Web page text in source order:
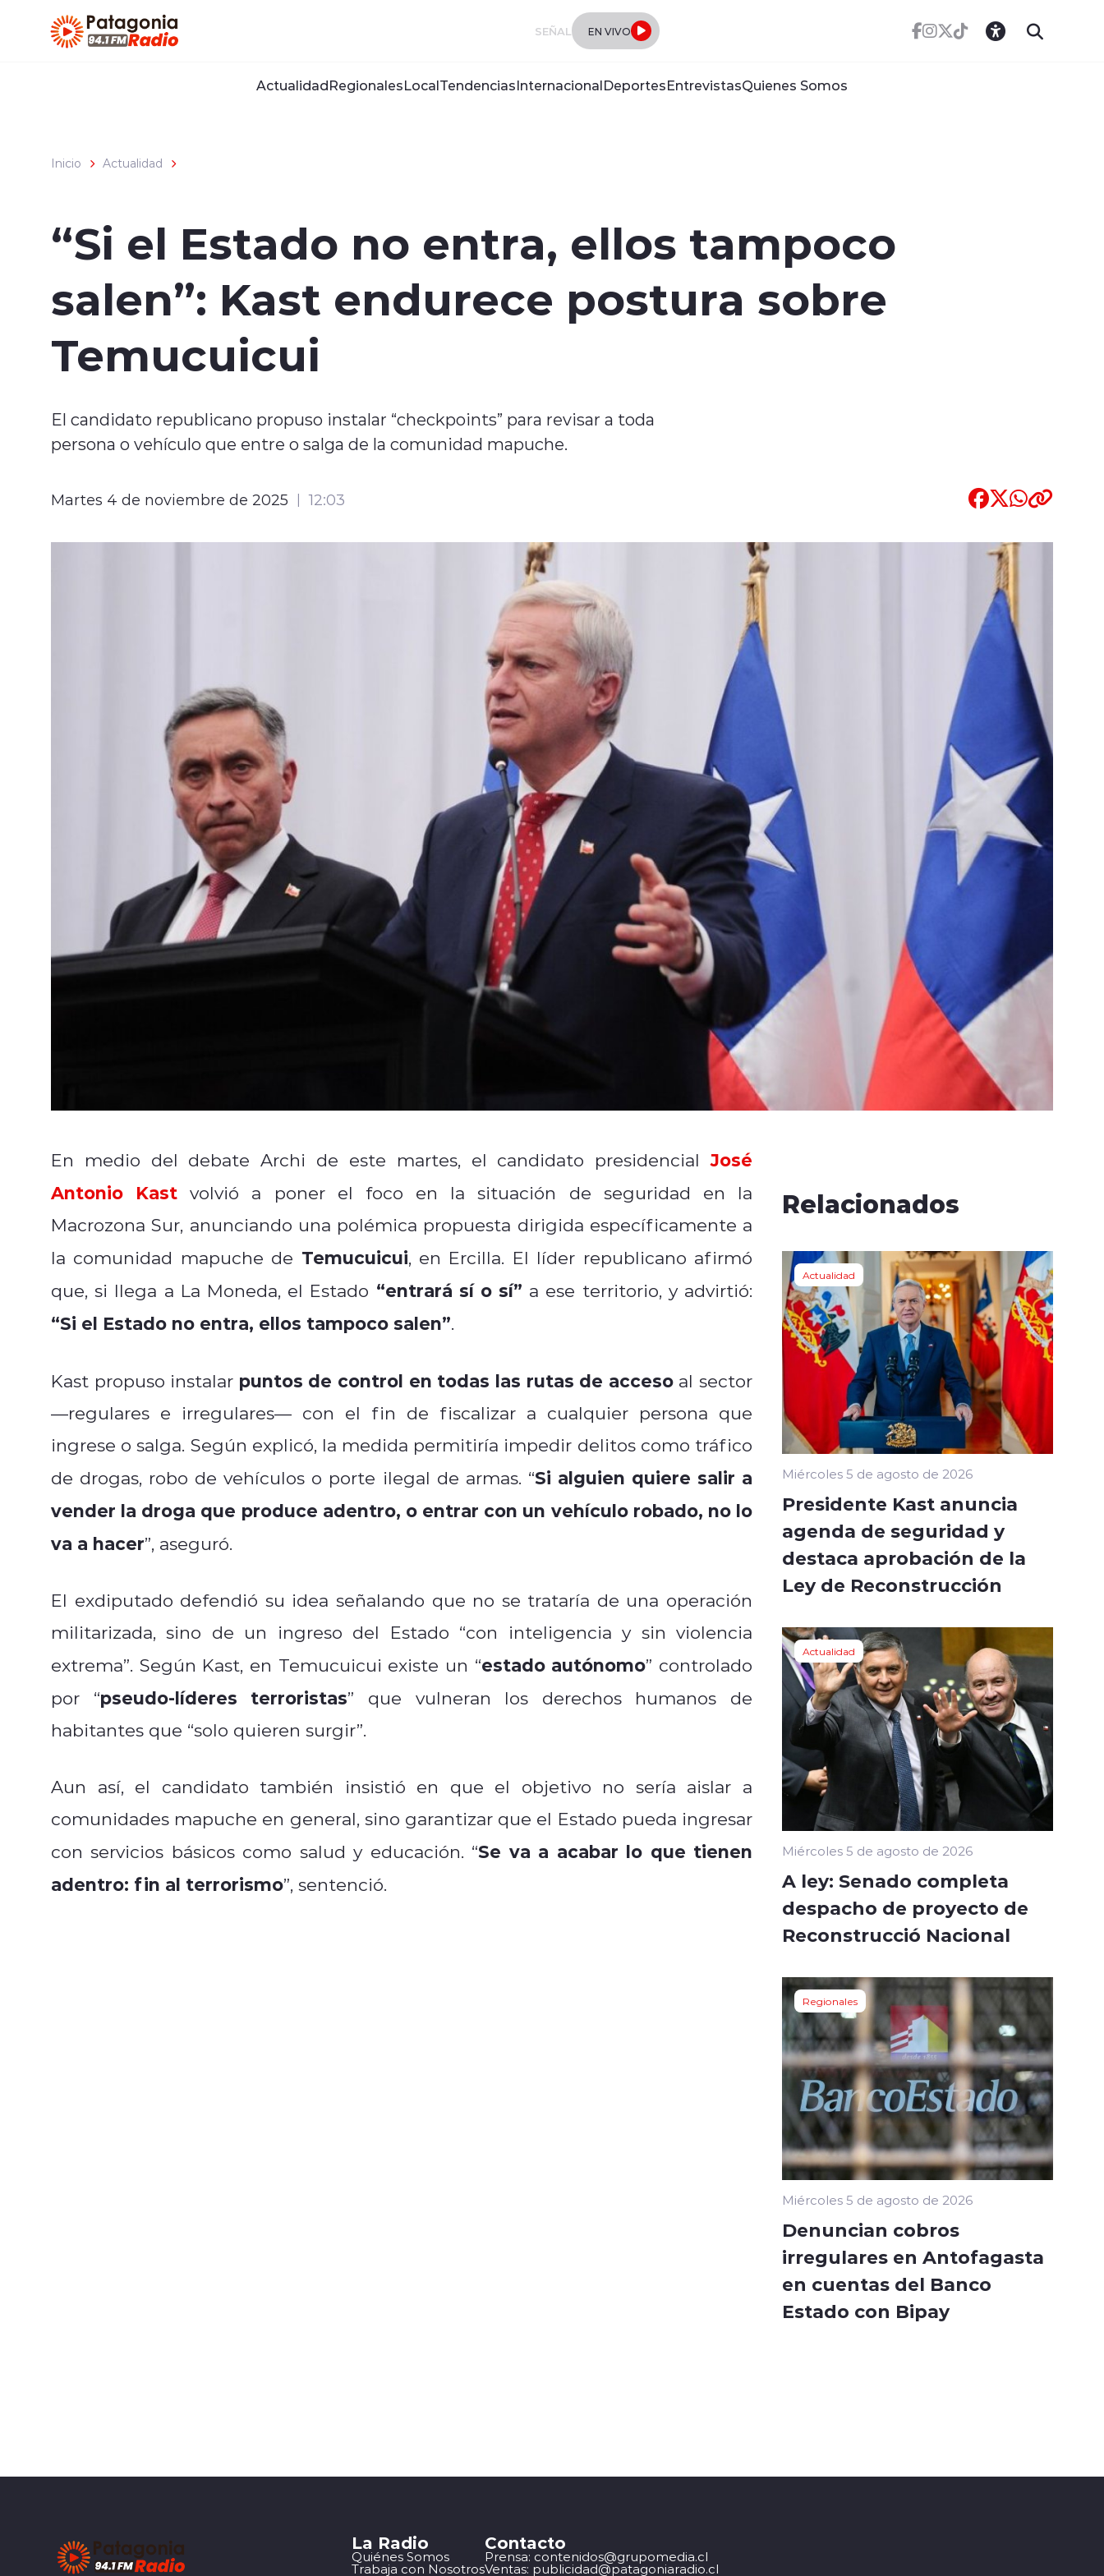
SEÑAL EN VIVO
ActualidadRegionalesLocalTendenciasInternacionalDeportesEntrevistasQuienes Somos
Inicio Actualidad
“Si el Estado no entra, ellos tampoco
salen”: Kast endurece postura sobre
Temucuicui
El candidato republicano propuso instalar “checkpoints” para revisar a toda
persona o vehículo que entre o salga de la comunidad mapuche.
Martes 4 de noviembre de 2025 12:03
En medio del debate Archi de este martes, el candidato presidencialJosé
Antonio Kast volvió a poner el foco en la situación de seguridad en la
Macrozona Sur, anunciando una polémica propuesta dirigida específicamente a
la comunidad mapuche de Temucuicui, en Ercilla. El líder republicano afirmó
que, si llega a La Moneda, el Estado “entrará sí o sí” a ese territorio, y advirtió:
“Si el Estado no entra, ellos tampoco salen”.
Kast propuso instalar puntos de control en todas las rutas de accesoal sector
—regulares e irregulares— con el fin de fiscalizar a cualquier persona que
ingrese o salga. Según explicó, la medida permitiría impedir delitos como tráfico
de drogas, robo de vehículos o porte ilegal de armas. “Si alguien quiere salir a
vender la droga que produce adentro, o entrar con un vehículo robado, no lo
va a hacer”, aseguró.
El exdiputado defendió su idea señalando que no se trataría de una operación
militarizada, sino de un ingreso del Estado “con inteligencia y sin violencia
extrema”. Según Kast, en Temucuicui existe un “estado autónomo” controlado
por “pseudo-líderes terroristas” que vulneran los derechos humanos de
habitantes que “solo quieren surgir”.
Aun así, el candidato también insistió en que el objetivo no sería aislar a
comunidades mapuche en general, sino garantizar que el Estado pueda ingresar
con servicios básicos como salud y educación. “Se va a acabar lo que tienen
adentro: fin al terrorismo”, sentenció.
Relacionados
Actualidad
Miércoles 5 de agosto de 2026
Presidente Kast anuncia
agenda de seguridad y
destaca aprobación de la
Ley de Reconstrucción
Actualidad
Miércoles 5 de agosto de 2026
A ley: Senado completa
despacho de proyecto de
Reconstrucció Nacional
Regionales
Miércoles 5 de agosto de 2026
Denuncian cobros
irregulares en Antofagasta
en cuentas del Banco
Estado con Bipay
La Radio
Quiénes Somos
Trabaja con Nosotros
Contacto
Prensa: contenidos@grupomedia.cl
Ventas: publicidad@patagoniaradio.cl